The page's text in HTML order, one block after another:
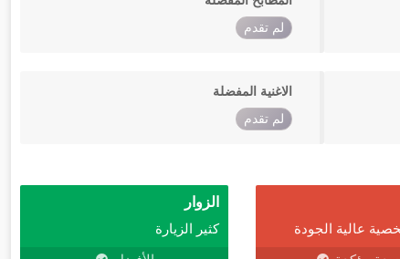
لم تقدم
الاغنية المفضلة
لم تقدم
عالية الجودة
الزوار
كثير الزيارة